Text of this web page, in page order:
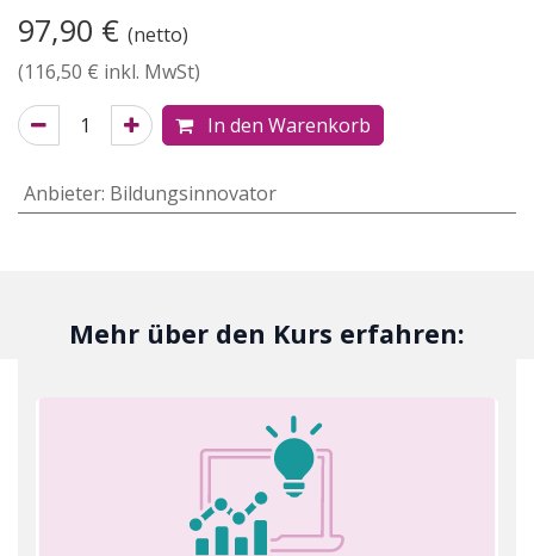
97,90 € (netto)
(116,50 € inkl. MwSt)
In den Warenkorb
Anbieter: Bildungsinnovator
Mehr über den Kurs erfahren: